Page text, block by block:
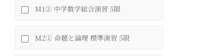
M1② 中学数学総合演習 5限
M2① 命題と論理 標準演習 5限